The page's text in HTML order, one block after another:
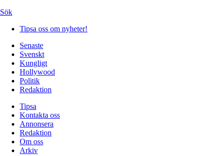
Sök
Tipsa oss om nyheter!
Senaste
Svenskt
Kungligt
Hollywood
Politik
Redaktion
Tipsa
Kontakta oss
Annonsera
Redaktion
Om oss
Arkiv